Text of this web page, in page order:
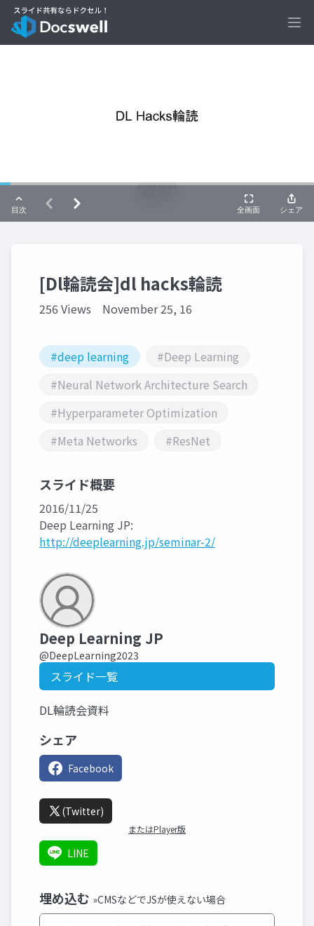
[Dl輪読会]dl hacks輪読
256 Views November 25, 16
#deep learning
#Deep Learning
#Neural Network Architecture Search
#Hyperparameter Optimization
#Meta Networks
#ResNet
スライド概要
2016/11/25
Deep Learning JP:
http://deeplearning.jp/seminar-2/
Deep Learning JP
@DeepLearning2023
スライド一覧
DL輪読会資料
シェア
Facebook
(Twitter)
またはPlayer版
LINE
埋め込む »CMSなどでJSが使えない場合